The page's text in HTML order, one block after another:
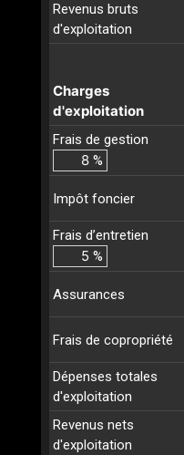
Revenus bruts
d'exploitation
Charges
d'exploitation
Frais de gestion
%
Impôt foncier
Frais d’entretien
%
Assurances
Frais de copropriété
Dépenses totales
d'exploitation
Revenus nets
d'exploitation